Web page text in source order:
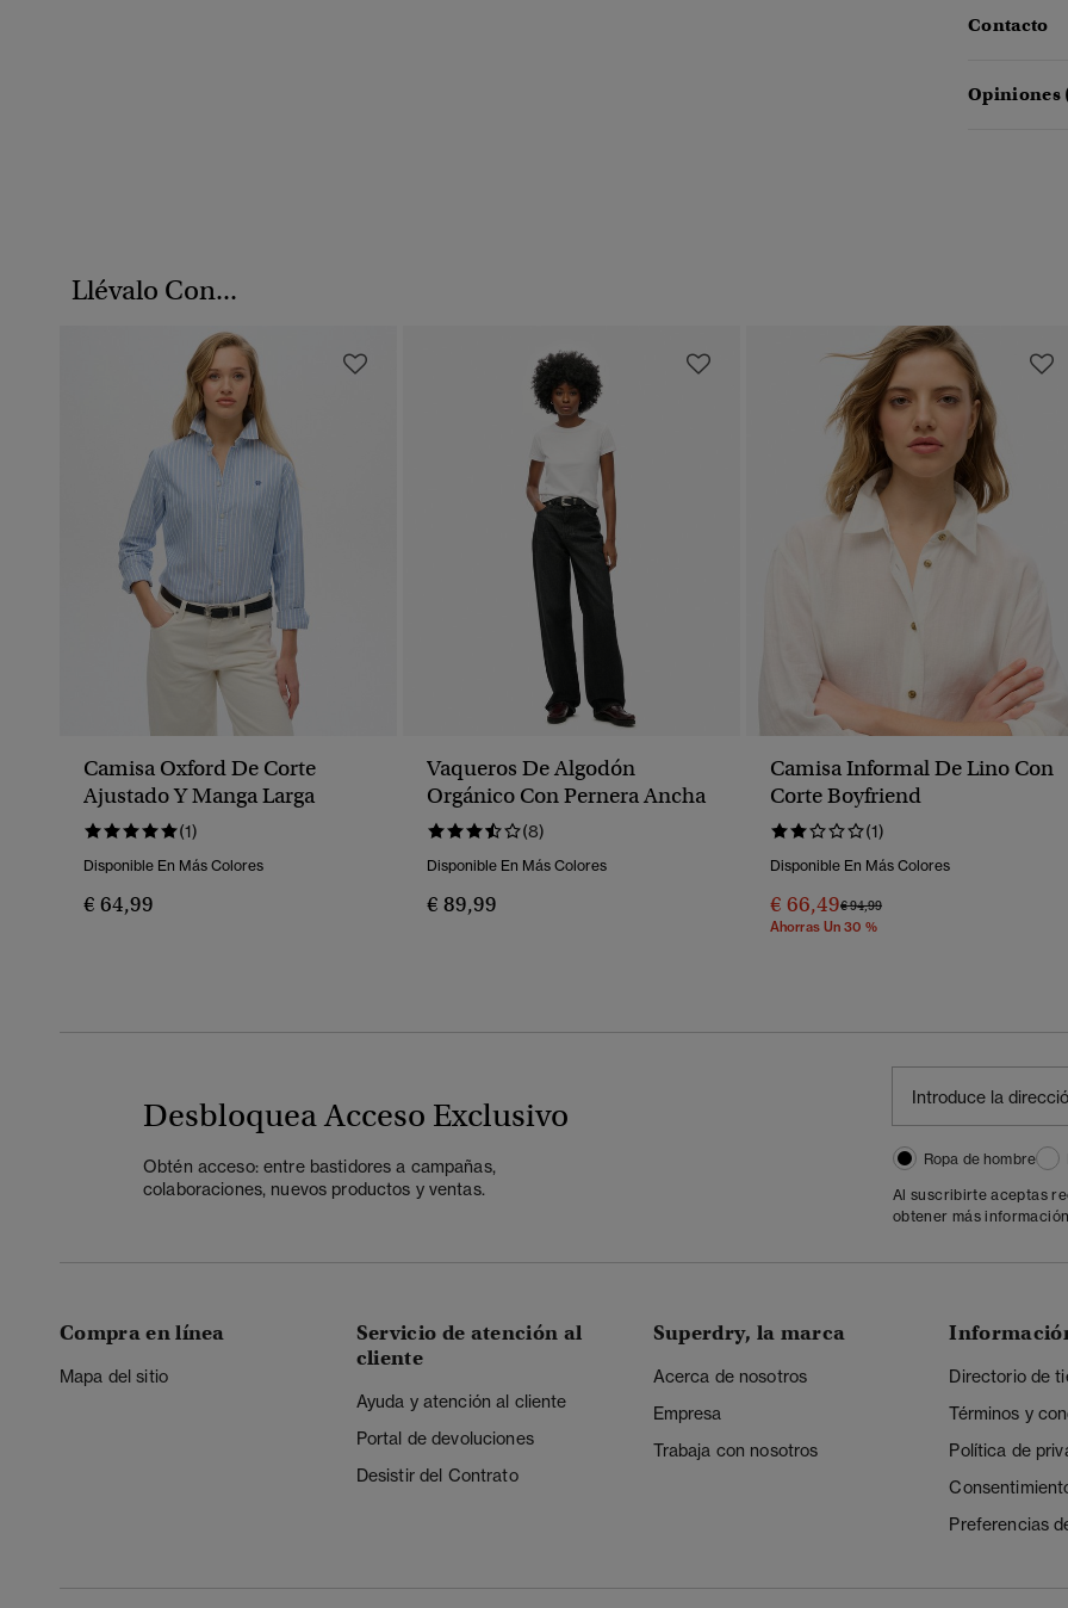
Contacto
Opiniones
Llévalo Con...
Camisa Oxford De Corte
Ajustado Y Manga Larga
(1)
Disponible En Más Colores
€ 64,99
Vaqueros De Algodón
Orgánico Con Pernera Ancha
(8)
Disponible En Más Colores
€ 89,99
Camisa Informal De Lino Con
Corte Boyfriend
(1)
Disponible En Más Colores
€ 66,49Precio Rebajado De
€ 94,99A
Ahorras Un 30 %
Desbloquea Acceso Exclusivo
Obtén acceso: entre bastidores a campañas,
colaboraciones, nuevos productos y ventas.
Ropa de hombre
Al suscribirte aceptas
obtener más
Compra en línea
Mapa del sitio
Servicio de atención al
cliente
Ayuda y atención al cliente
Portal de devoluciones
Desistir del Contrato
Superdry, la marca
Acerca de nosotros
Empresa
Trabaja con nosotros
Directorio de
Términos y
Política de
Preferencias